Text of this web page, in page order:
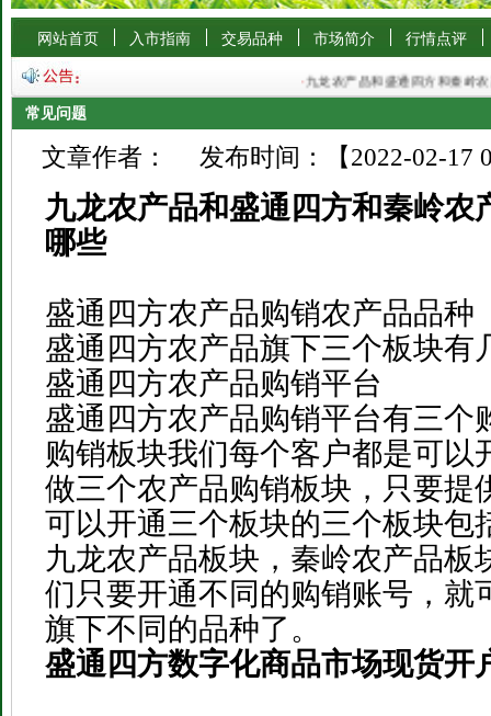
网站首页 入市指南 交易品种 市场简介 行情点评
九龙农产品和盛通四方和秦岭农
常见问题
文章作者： 发布时间：【2022-02-17
九龙农产品和盛通四方和秦岭农
哪些
盛通四方农产品购销农产品品种
盛通四方农产品旗下三个板块有
盛通四方农产品购销平台
盛通四方农产品购销平台有三个
购销板块我们每个客户都是可以
做三个农产品购销板块，只要提
可以开通三个板块的三个板块包
九龙农产品板块，秦岭农产品板
们只要开通不同的购销账号，就
旗下不同的品种了。
盛通四方数字化商品市场现货开